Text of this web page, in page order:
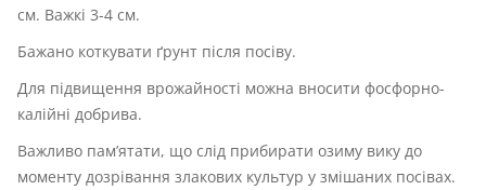
см. Важкі 3-4 см.
Бажано коткувати ґрунт після посіву.
Для підвищення врожайності можна вносити фосфорно-
калійні добрива.
Важливо пам’ятати, що слід прибирати озиму вику до
моменту дозрівання злакових культур у змішаних посівах.